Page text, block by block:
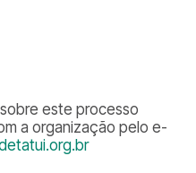
este processo
a organização pelo e-